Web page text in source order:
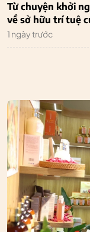
Từ chuyện khởi
về sở hữu trí tuệ
1 ngày trước